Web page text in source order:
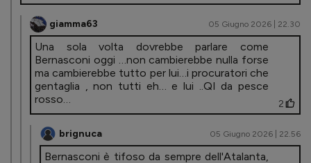
giamma63 05 Giugno 2026 | 22.30
Una sola volta dovrebbe parlare come
Bernasconi oggi …non cambierebbe nulla forse
ma cambierebbe tutto per lui…i procuratori che
gentaglia , non tutti eh… e lui ..QI da pesce
rosso…
2
brignuca 05 Giugno 2026 | 22.56
Bernasconi è tifoso da sempre dell'Atalanta,